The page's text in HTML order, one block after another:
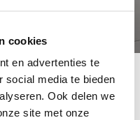
cookies
en advertenties te
social media te bieden
Ook delen we
site met onze